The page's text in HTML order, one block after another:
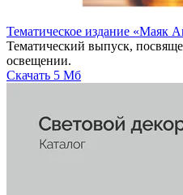
Тематическое издание «Маяк
Тематический выпуск,
освещении.
Скачать 5 Мб